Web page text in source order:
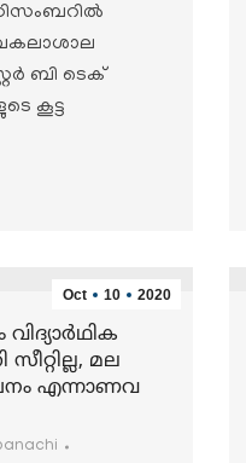
ബി ടെക്
കൂട്ട
Oct 10 2020
മല
എന്നാണവ